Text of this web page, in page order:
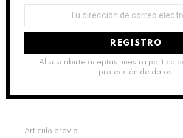
correo
Al suscribirte aceptas nuestra política
protección de datos.
Artículo previo